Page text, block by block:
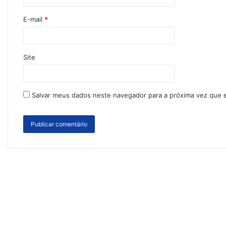
E-mail *
Site
Salvar meus dados neste navegador para a próxima vez que